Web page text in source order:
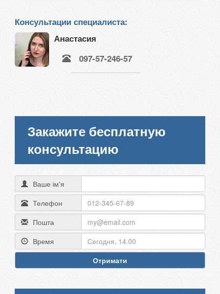
Консультации специалиста:
Анастасия
097-57-246-57
Закажите бесплатную
консультацию
Ваше ім'я
Телефон
Пошта
Время
Отримати